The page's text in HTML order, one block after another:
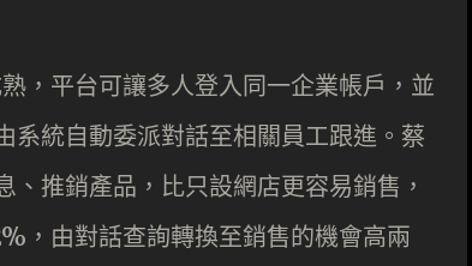
，平台可讓多人登入同一企業帳戶，並
系統自動委派對話至相關員工跟進。蔡
推銷產品，比只設網店更容易銷售，
由對話查詢轉換至銷售的機會高兩